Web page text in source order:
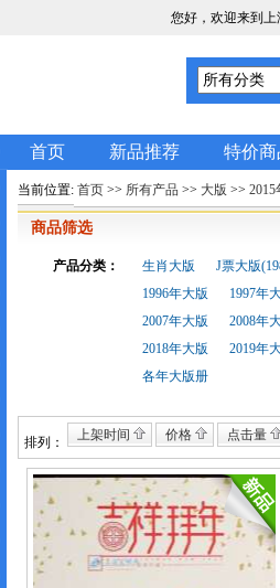
您好，欢迎来到
首页 新品推荐 特价商
当前位置: 首页 >> 所有产品 >> 大版 >> 2015
商品筛选
产品分类： 生肖大版
J票大版
1996年大版
1997年
2007年大版
2008年
2018年大版
2019年
各年大版册
排列： 上架时间 价格 点击量